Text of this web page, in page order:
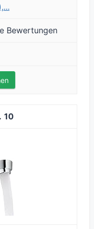
Bewertungen
10